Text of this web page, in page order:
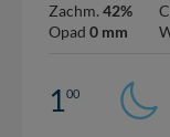
Zachm. 42%
Opad 0 mm
100